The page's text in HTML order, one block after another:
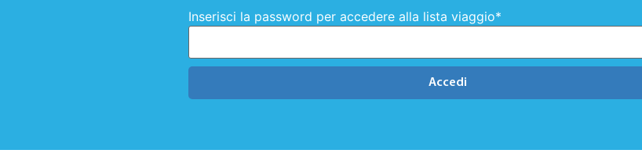
Inserisci la password per accedere alla lista viaggio*
Accedi